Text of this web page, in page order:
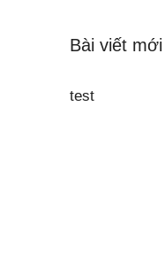
Bài viết mới
test